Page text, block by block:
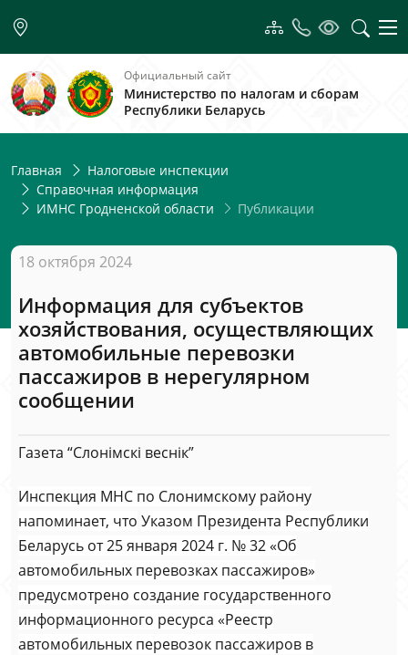
Официальный сайт
Министерство по налогам и сборам
Республики Беларусь
Главная
Налоговые инспекции
Справочная информация
ИМНС Гродненской области
Публикации
18 октября 2024
Информация для субъектов
хозяйствования, осуществляющих
автомобильные перевозки
пассажиров в нерегулярном
сообщении
Газета “Слонімскі веснік”
Инспекция МНС по Слонимскому району
напоминает, что Указом Президента Республики
Беларусь от 25 января 2024 г. № 32 «Об
автомобильных перевозках пассажиров»
предусмотрено создание государственного
информационного ресурса «Реестр
автомобильных перевозок пассажиров в